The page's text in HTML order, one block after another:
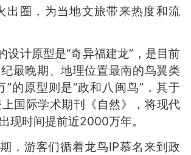
出圈，为当地文旅带来热度和流
计原型是‌“奇异福建龙”，是目前
最晚期、地理位置最南的鸟翼类
”的原型则是“政和八闽鸟”，其于
国际学术期刊《自然》，将现代
现时间提前近2000万年。
游客们循着龙鸟IP慕名来到政